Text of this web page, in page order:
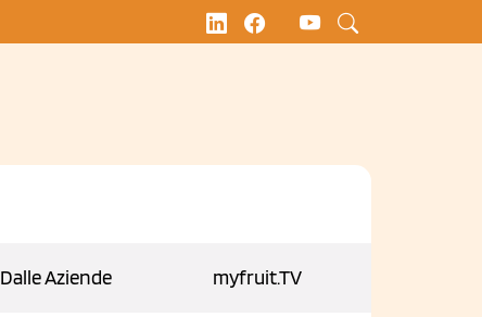
Dalle Aziende myfruit.TV